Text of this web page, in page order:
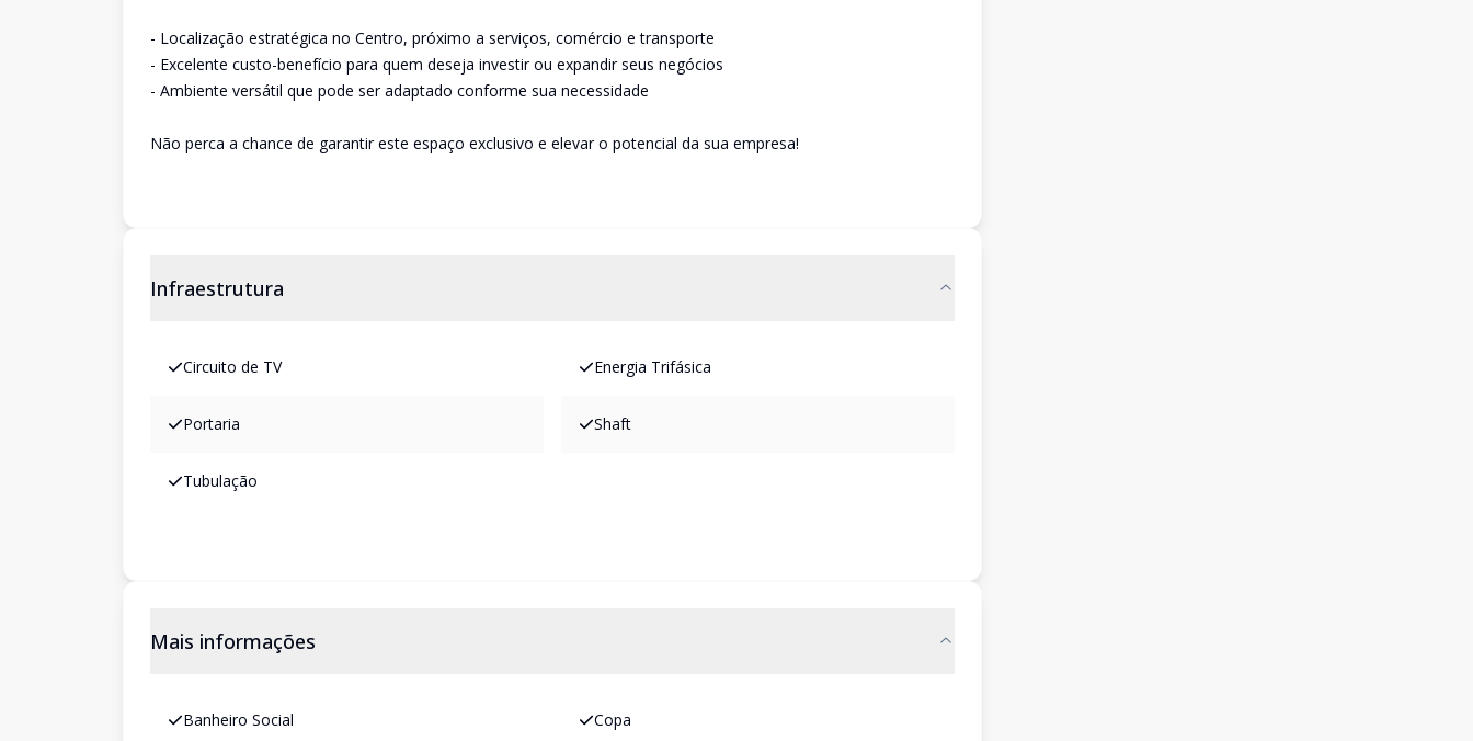
- Localização estratégica no Centro, próximo a serviços, comércio e transporte
- Excelente custo-benefício para quem deseja investir ou expandir seus negócios
- Ambiente versátil que pode ser adaptado conforme sua necessidade
Não perca a chance de garantir este espaço exclusivo e elevar o potencial da sua empresa!
Infraestrutura
Circuito de TV Energia Trifásica
Portaria Shaft
Tubulação
Mais informações
Banheiro Social Copa